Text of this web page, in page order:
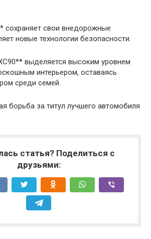
сохраняет свои внедорожные
новые технологии безопасности.
выделяется высоким уровнем
интерьером, оставаясь
среди семей.
борьба за титул лучшего автомобиля
статья? Поделиться с
друзьями: